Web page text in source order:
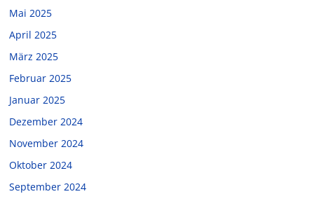
Mai 2025
April 2025
März 2025
Februar 2025
Januar 2025
Dezember 2024
November 2024
Oktober 2024
September 2024